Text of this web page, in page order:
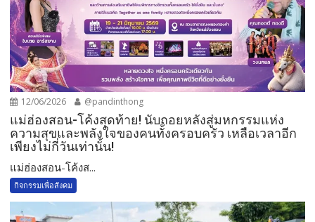
12/06/2026 @pandinthong
แม่ฮ่องสอน-โค้งสุดท้าย! นับถอยหลังสู่มหกรรมแห่ง
ความสุขและพลังใจของคนทั้งครอบครัว เหลือเวลาอีก
เพียงไม่กี่วันเท่านั้น!
แม่ฮ่องสอน-โค้งส...
กิจกรรมเพื่อสังคม